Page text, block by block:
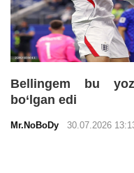
Bellingem bu
bo‘lgan edi
Mr.NoBoDy 30.07.2026